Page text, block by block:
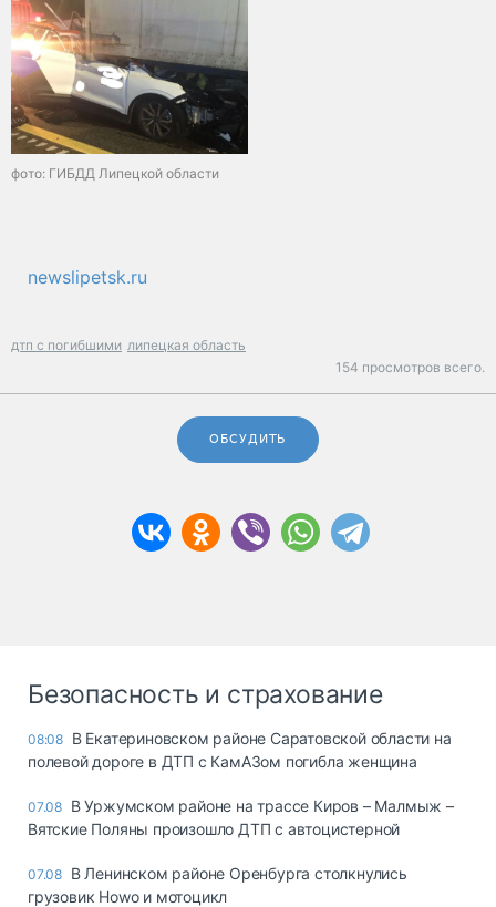
фото: ГИБДД Липецкой области
newslipetsk.ru
дтп с погибшими липецкая область
154 просмотров всего.
ОБСУДИТЬ
Безопасность и страхование
08:08 В Екатериновском районе Саратовской области на
полевой дороге в ДТП с КамАЗом погибла женщина
07.08 В Уржумском районе на трассе Киров – Малмыж –
Вятские Поляны произошло ДТП с автоцистерной
07.08 В Ленинском районе Оренбурга столкнулись
грузовик Howo и мотоцикл